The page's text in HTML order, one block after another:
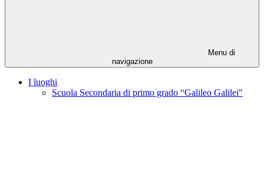
Menu di
navigazione
I luoghi
Scuola Secondaria di primo grado “Galileo Galilei"